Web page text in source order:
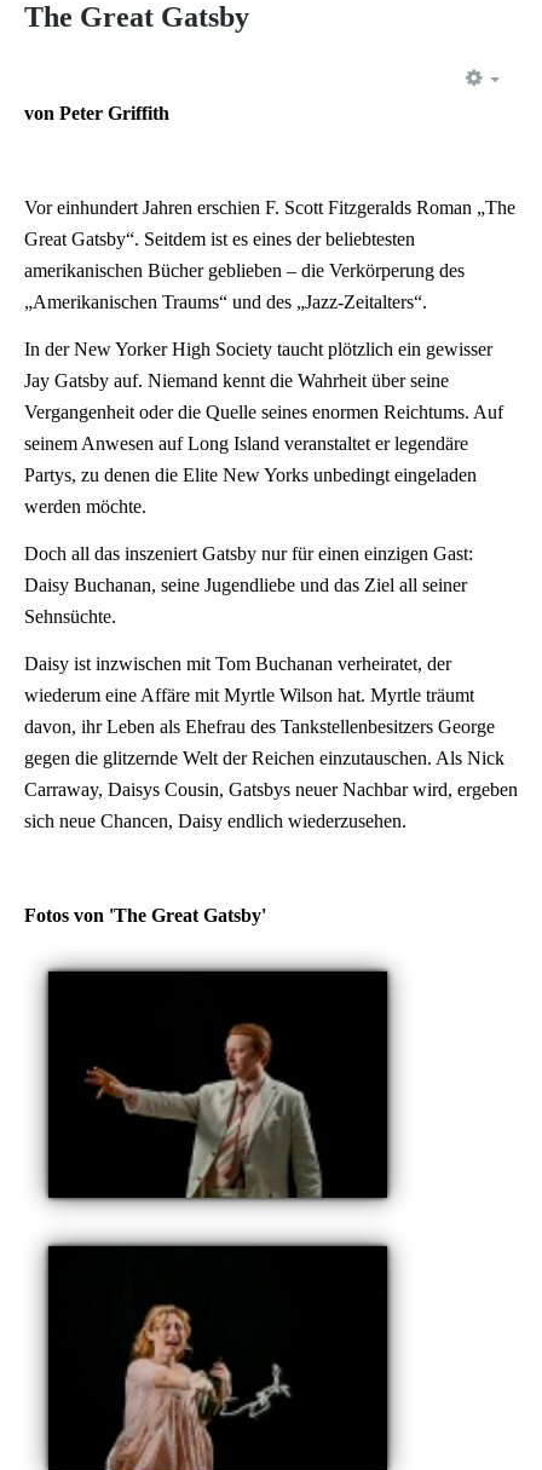
The Great Gatsby
von Peter Griffith
Vor einhundert Jahren erschien F. Scott Fitzgeralds Roman „The
Great Gatsby“. Seitdem ist es eines der beliebtesten
amerikanischen Bücher geblieben – die Verkörperung des
„Amerikanischen Traums“ und des „Jazz-Zeitalters“.
In der New Yorker High Society taucht plötzlich ein gewisser
Jay Gatsby auf. Niemand kennt die Wahrheit über seine
Vergangenheit oder die Quelle seines enormen Reichtums. Auf
seinem Anwesen auf Long Island veranstaltet er legendäre
Partys, zu denen die Elite New Yorks unbedingt eingeladen
werden möchte.
Doch all das inszeniert Gatsby nur für einen einzigen Gast:
Daisy Buchanan, seine Jugendliebe und das Ziel all seiner
Sehnsüchte.
Daisy ist inzwischen mit Tom Buchanan verheiratet, der
wiederum eine Affäre mit Myrtle Wilson hat. Myrtle träumt
davon, ihr Leben als Ehefrau des Tankstellenbesitzers George
gegen die glitzernde Welt der Reichen einzutauschen. Als Nick
Carraway, Daisys Cousin, Gatsbys neuer Nachbar wird, ergeben
sich neue Chancen, Daisy endlich wiederzusehen.
Fotos von 'The Great Gatsby'